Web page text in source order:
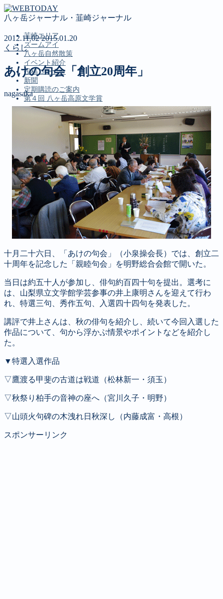
八ヶ岳ジャーナル・韮崎ジャーナル
韮崎エリア
ズームアイ
八ヶ岳自然散策
イベント紹介
投稿コーナー
新聞
定期購読のご案内
第４回 八ヶ岳高原文学賞
韮崎エリア
ズームアイ
八ヶ岳自然散策
イベント紹介
投稿コーナー
新聞
定期購読のご案内
第４回 八ヶ岳高原文学賞
2012.11.022015.01.20
くらし
あけの句会「創立20周年」
nagasaka
十月二十六日、「あけの句会」（小泉操会長）では、創立二
十周年を記念した「親睦句会」を明野総合会館で開いた。
当日は約五十人が参加し、俳句約百四十句を提出。選考に
は、山梨県立文学館学芸参事の井上康明さんを迎えて行わ
れ、特選三句、秀作五句、入選四十四句を発表した。
講評で井上さんは、秋の俳句を紹介し、続いて今回入選した
作品について、句から浮かぶ情景やポイントなどを紹介し
た。
▼特選入選作品
▽鷹渡る甲斐の古道は戦道（松林新一・須玉）
▽秋祭り柏手の音神の座へ（宮川久子・明野）
▽山頭火句碑の木洩れ日秋深し（内藤成富・高根）
スポンサーリンク